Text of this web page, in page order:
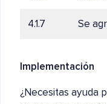
4.1.7 Se
Implementación
¿Necesitas ayuda